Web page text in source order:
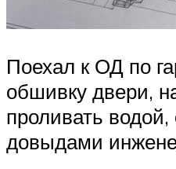
Поехал к ОД по
обшивку двери,
проливать
довыдами